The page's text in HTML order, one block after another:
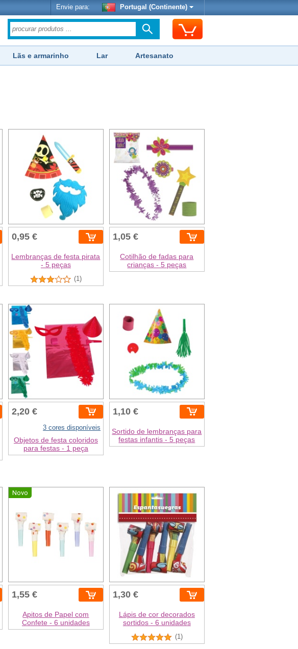
Envie para: Portugal (Continente)
Lãs e armarinho Lar Artesanato
0,95 €
Lembranças de festa pirata
- 5 peças
(1)
1,05 €
Cotilhão de fadas para
crianças - 5 peças
2,20 €
3 cores disponíveis
Objetos de festa coloridos
para festas - 1 peça
1,10 €
Sortido de lembranças para
festas infantis - 5 peças
Novo
1,55 €
Apitos de Papel com
Confete - 6 unidades
1,30 €
Lápis de cor decorados
sortidos - 6 unidades
(1)